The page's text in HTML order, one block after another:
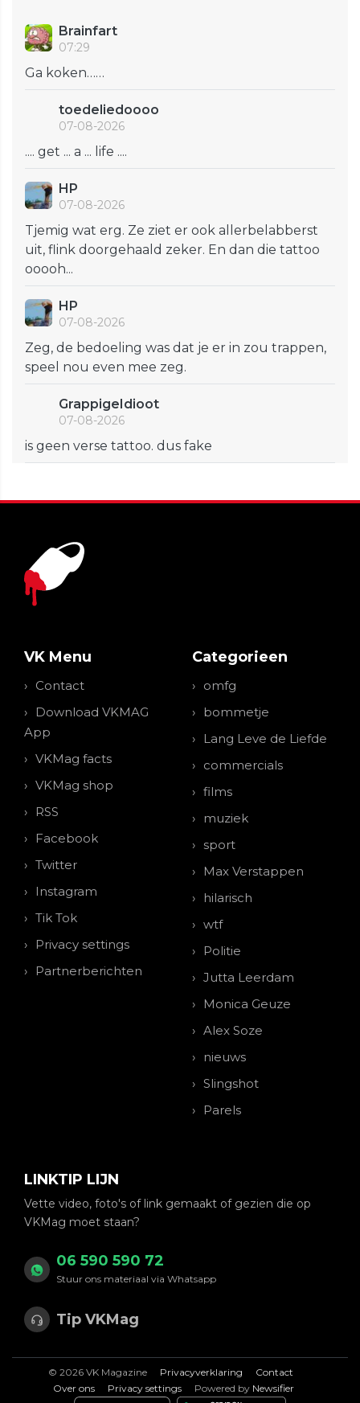
Brainfart
07:29
Ga koken……
toedeliedoooo
07-08-2026
.... get ... a ... life ....
HP
07-08-2026
Tjemig wat erg. Ze ziet er ook allerbelabberst
uit, flink doorgehaald zeker. En dan die tattoo
ooooh...
HP
07-08-2026
Zeg, de bedoeling was dat je er in zou trappen,
speel nou even mee zeg.
GrappigeIdioot
07-08-2026
is geen verse tattoo. dus fake
VK Menu
Contact
Download VKMAG
App
VKMag facts
VKMag shop
RSS
Facebook
Twitter
Instagram
Tik Tok
Privacy settings
Partnerberichten
Categorieen
omfg
bommetje
Lang Leve de Liefde
commercials
films
muziek
sport
Max Verstappen
hilarisch
wtf
Politie
Jutta Leerdam
Monica Geuze
Alex Soze
nieuws
Slingshot
Parels
LINKTIP LIJN
Vette video, foto's of link gemaakt of gezien die op
VKMag moet staan?
06 590 590 72
Stuur ons materiaal via Whatsapp
Tip VKMag
© 2026 VK Magazine Privacyverklaring
Contact
Over ons
Privacy settings Powered by Newsifier